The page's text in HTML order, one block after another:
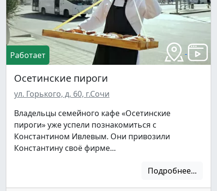
Работает
Осетинские пироги
ул. Горького, д. 60, г.Сочи
Владельцы семейного кафе «Осетинские
пироги» уже успели познакомиться с
Константином Ивлевым. Они привозили
Константину своё фирме...
Подробнее...
Нас уже 5400